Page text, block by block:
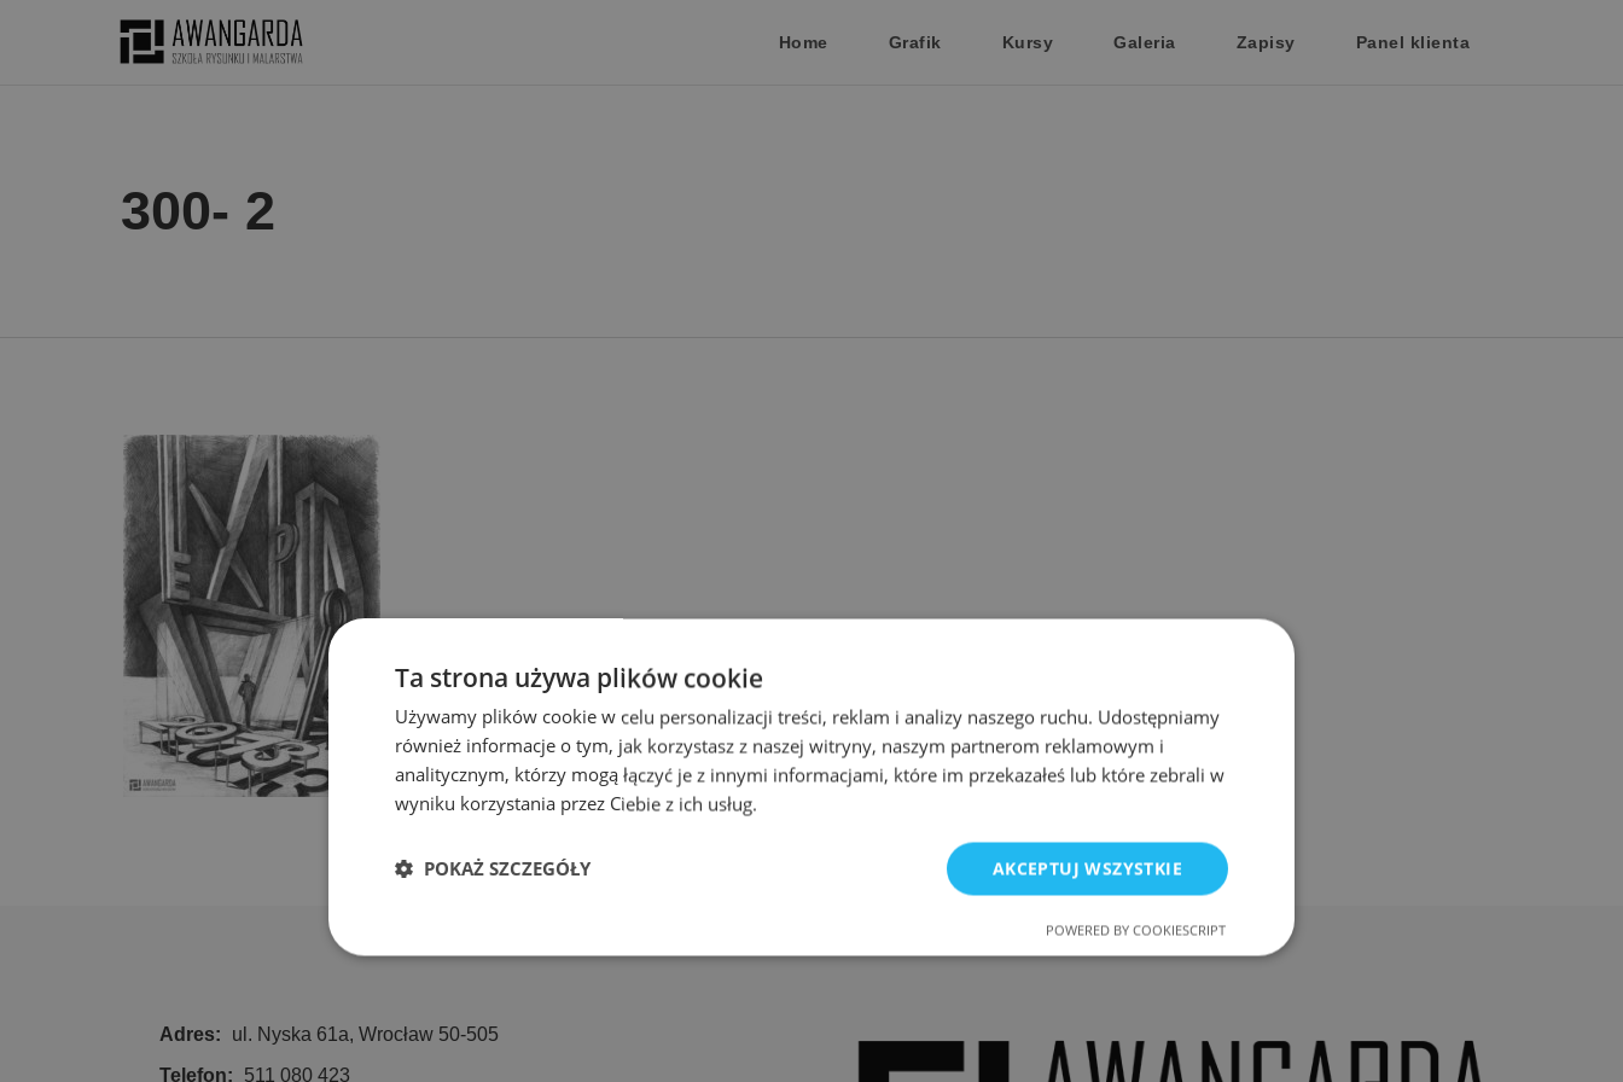
Home Grafik Kursy Galeria Zapisy Panel klienta
300- 2
Adres:
ul. Nyska 61a, Wrocław 50-505
Telefon:
511 080 423
Ta strona używa plików cookie
Używamy plików cookie w celu personalizacji treści, reklam i analizy naszego ruchu. Udostępniamy
również informacje o tym, jak korzystasz z naszej witryny, naszym partnerom reklamowym i
analitycznym, którzy mogą łączyć je z innymi informacjami, które im przekazałeś lub które zebrali w
wyniku korzystania przez Ciebie z ich usług.
AKCEPTUJ WSZYSTKIE
POKAŻ SZCZEGÓŁY
Funkcjonalność
POWERED BY COOKIESCRIPT